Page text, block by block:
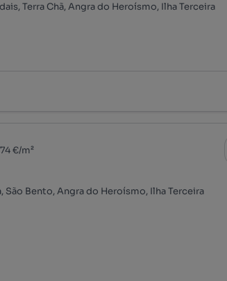
Terra Chã, Angra do Heroísmo, Ilha Terceira
€/m²
São Bento, Angra do Heroísmo, Ilha Terceira